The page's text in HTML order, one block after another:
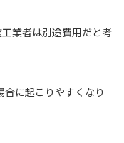
業者は別途費用だと考
に起こりやすくなり